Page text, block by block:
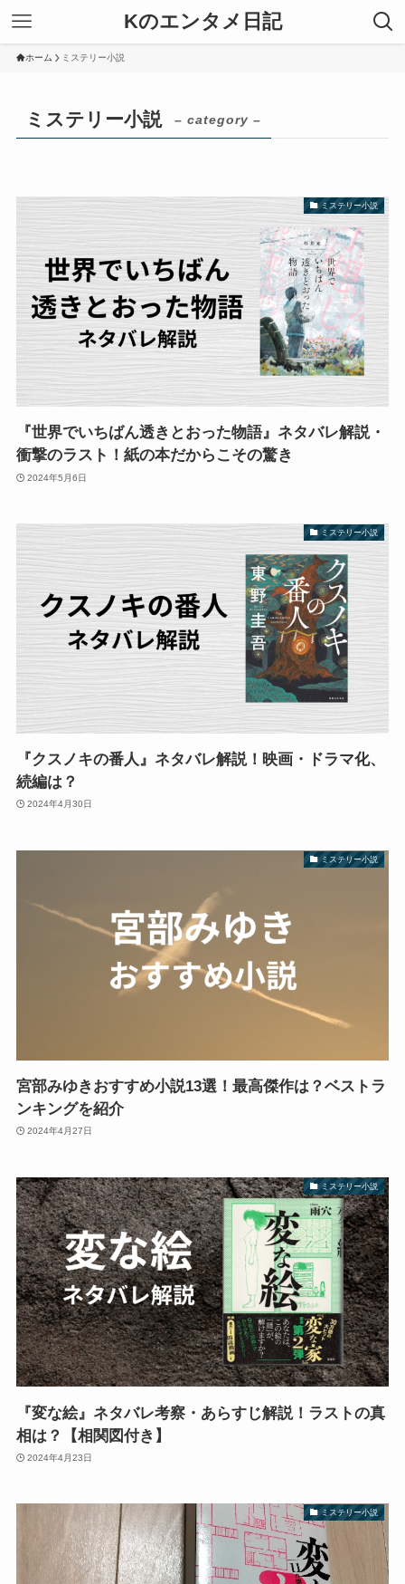
Kのエンタメ日記
ホーム ミステリー小説
ミステリー小説 – category –
ミステリー小説
『世界でいちばん透きとおった物語』ネタバレ解説・
衝撃のラスト！紙の本だからこその驚き
2024年5月6日
ミステリー小説
『クスノキの番人』ネタバレ解説！映画・ドラマ化、
続編は？
2024年4月30日
ミステリー小説
宮部みゆきおすすめ小説13選！最高傑作は？ベストラ
ンキングを紹介
2024年4月27日
ミステリー小説
『変な絵』ネタバレ考察・あらすじ解説！ラストの真
相は？【相関図付き】
2024年4月23日
ミステリー小説